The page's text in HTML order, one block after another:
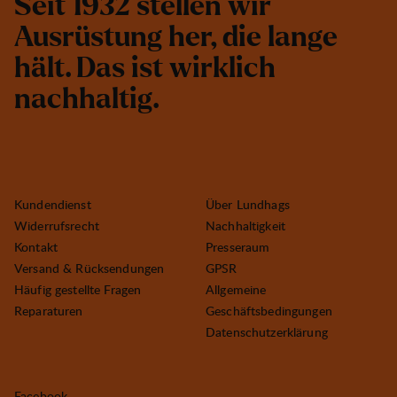
Seit 1932 stellen wir
Ausrüstung her, die lange
hält. Das ist wirklich
nachhaltig.
Kundendienst
Widerrufsrecht
Kontakt
Versand & Rücksendungen
Häufig gestellte Fragen
Reparaturen
Über Lundhags
Nachhaltigkeit
Presseraum
GPSR
Allgemeine
Geschäftsbedingungen
Datenschutzerklärung